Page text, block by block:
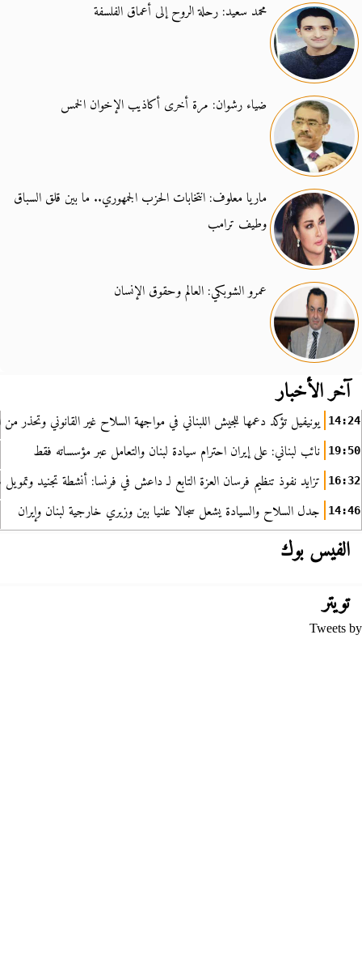
محمد سعيد: رحلة الروح إلى أعماق الفلسفة
ضياء رشوان: مرة أخرى أكاذيب الإخوان الخمس
ماريا معلوف: انتخابات الحزب الجمهوري.. ما بين قلق السباق
وطيف ترامب
عمرو الشوبكي: العالم وحقوق الإنسان
آخر الأخبار
14:24 يونيفيل تؤكد دعمها للجيش اللبناني في مواجهة السلاح غير القانوني وتحذر من
19:50 نائب لبناني: على إيران احترام سيادة لبنان والتعامل عبر مؤسساته فقط
16:32 تزايد نفوذ تنظيم فرسان العزة التابع لـ داعش في فرنسا: أنشطة تجنيد
14:46 جدل السلاح والسيادة يشعل سجالا علنيا بين وزيري خارجية لبنان وإيران
الفيس بوك
تويتر
Tweets by